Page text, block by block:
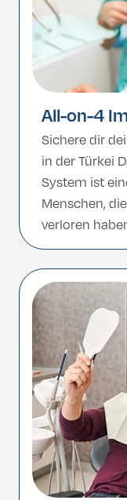
All-on-4
Sichere dir
in der Türkei
System ist
Menschen,
verloren
vier
Kiefer wird
maximaler
ermöglicht.
erfahrenen